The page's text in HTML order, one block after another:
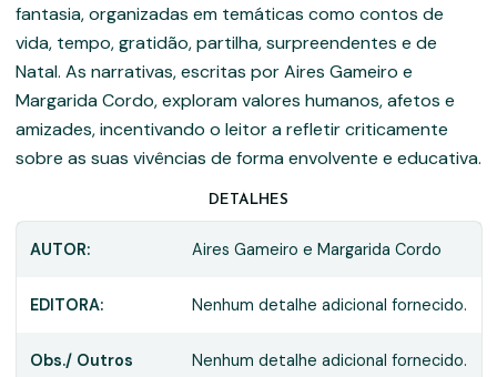
fantasia, organizadas em temáticas como contos de
vida, tempo, gratidão, partilha, surpreendentes e de
Natal. As narrativas, escritas por Aires Gameiro e
Margarida Cordo, exploram valores humanos, afetos e
amizades, incentivando o leitor a refletir criticamente
sobre as suas vivências de forma envolvente e educativa.
DETALHES
AUTOR: Aires Gameiro e Margarida Cordo
EDITORA: Nenhum detalhe adicional fornecido.
Obs./ Outros
Nenhum detalhe adicional fornecido.